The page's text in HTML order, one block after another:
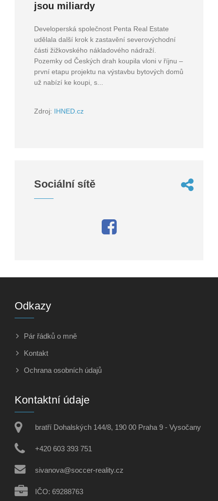
jsou miliardy
Developerská společnost Penta Real Estate
udělala další krok k zastavění severovýchodní
části žižkovského nákladového nádraží.
Pozemky od Českých drah koupila vloni v říjnu –
první etapu projektu na výstavbu bytových domů
už nabízí ke koupi, s...
Zdroj: IHNED.cz
Sociální sítě
Odkazy
Pár řádků o mně
Kontakt
Ochrana osobních údajů
Kontaktní údaje
bratří Dohalských 144/8, 190 00 Praha 9 - Vysočany
+420 603 393 751
sivanova@soccer-reality.cz
IČO: 69288763